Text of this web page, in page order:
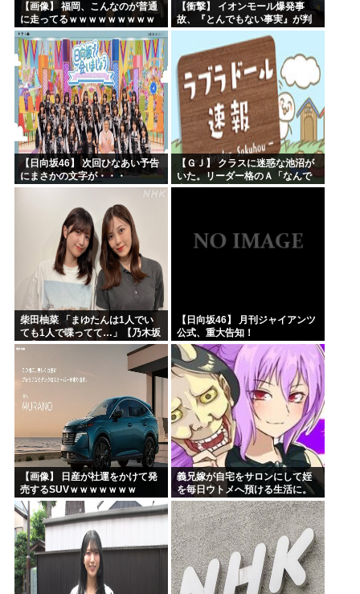
【画像】 福岡、こんなのが普通
に走ってるｗｗｗｗｗｗｗｗｗ
ｗｗｗｗｗｗｗ
【衝撃】 イオンモール爆発事
故、『とんでもない事実』が判
明してしまう・・・・・・
【日向坂46】 次回ひなあい予告
にまさかの文字が・・・
【ＧＪ】 クラスに迷惑な池沼が
いた。リーダー格のＡ「なんで
支援学級に入れないんです
柴田柚菜 「まゆたんは1人でい
ても1人で喋ってて…」【乃木坂
46】
【日向坂46】 月刊ジャイアンツ
公式、重大告知！
【画像】 日産が社運をかけて発
売するSUVｗｗｗｗｗｗｗ
義兄嫁が自宅をサロンにして姪
を毎日ウトメへ預ける生活に。
数年後、そのツケが一気に回っ
てきて…